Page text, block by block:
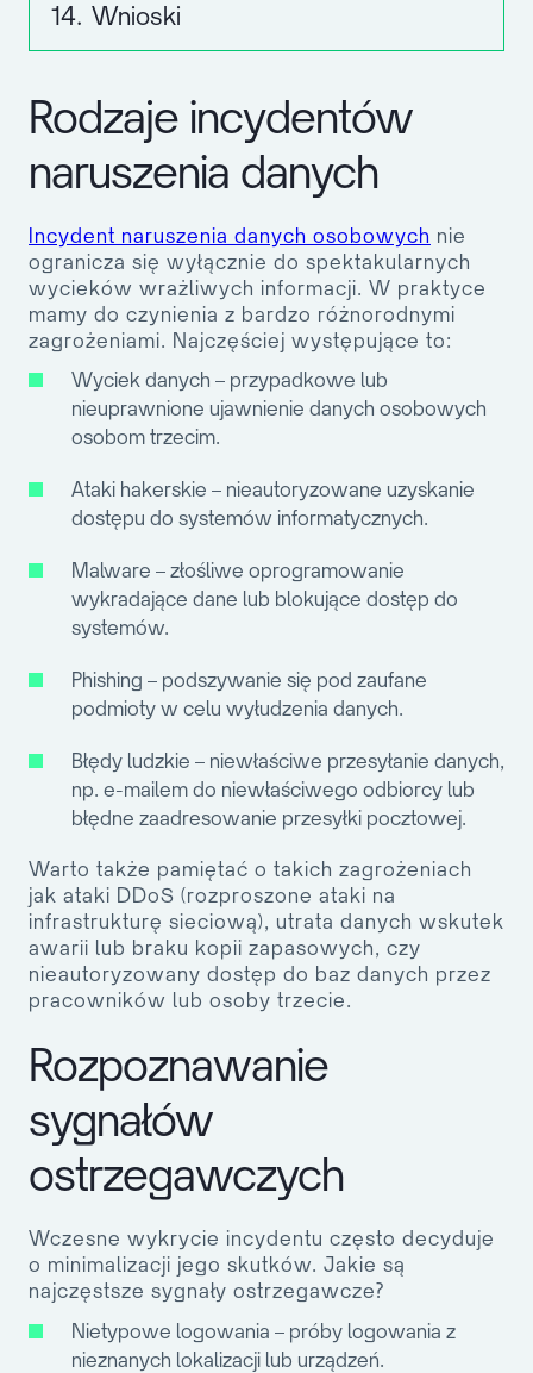
14. Wnioski
Rodzaje incydentów
naruszenia danych
Incydent naruszenia danych osobowych nie
ogranicza się wyłącznie do spektakularnych
wycieków wrażliwych informacji. W praktyce
mamy do czynienia z bardzo różnorodnymi
zagrożeniami. Najczęściej występujące to:
Wyciek danych – przypadkowe lub
nieuprawnione ujawnienie danych osobowych
osobom trzecim.
Ataki hakerskie – nieautoryzowane uzyskanie
dostępu do systemów informatycznych.
Malware – złośliwe oprogramowanie
wykradające dane lub blokujące dostęp do
systemów.
Phishing – podszywanie się pod zaufane
podmioty w celu wyłudzenia danych.
Błędy ludzkie – niewłaściwe przesyłanie danych,
np. e-mailem do niewłaściwego odbiorcy lub
błędne zaadresowanie przesyłki pocztowej.
Warto także pamiętać o takich zagrożeniach
jak ataki DDoS (rozproszone ataki na
infrastrukturę sieciową), utrata danych wskutek
awarii lub braku kopii zapasowych, czy
nieautoryzowany dostęp do baz danych przez
pracowników lub osoby trzecie.
Rozpoznawanie
sygnałów
ostrzegawczych
Wczesne wykrycie incydentu często decyduje
o minimalizacji jego skutków. Jakie są
najczęstsze sygnały ostrzegawcze?
Nietypowe logowania – próby logowania z
nieznanych lokalizacji lub urządzeń.